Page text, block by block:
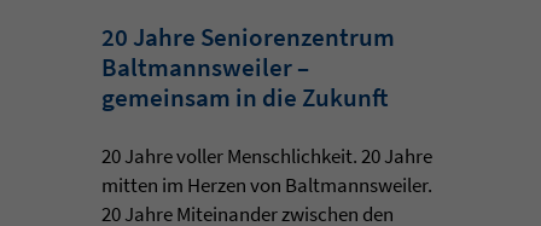
20 Jahre Seniorenzentrum
Baltmannsweiler –
gemeinsam in die Zukunft
20 Jahre voller Menschlichkeit. 20 Jahre
mitten im Herzen von Baltmannsweiler.
20 Jahre Miteinander zwischen den